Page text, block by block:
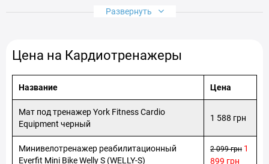
эффективное снижение веса без изматывающих
поднятие общего тонуса организма;
проработка желаемых мышц тела;
восстановление после различных травм;
Преимущества кардиотренажеров для дома
возможность заниматься в домашних условиях;
наличие компактных моделей, которые занимают
очень мало места если у вас недостаточно свободного
пространства;
Развернуть
Цена на Кардиотренажеры
Название Цена
Мат под тренажер York Fitness Cardio
Equipment черный
1 588 грн
Минивелотренажер реабилитационный
Everfit Mini Bike Welly S (WELLY-S)
2 099 грн 1
899 грн